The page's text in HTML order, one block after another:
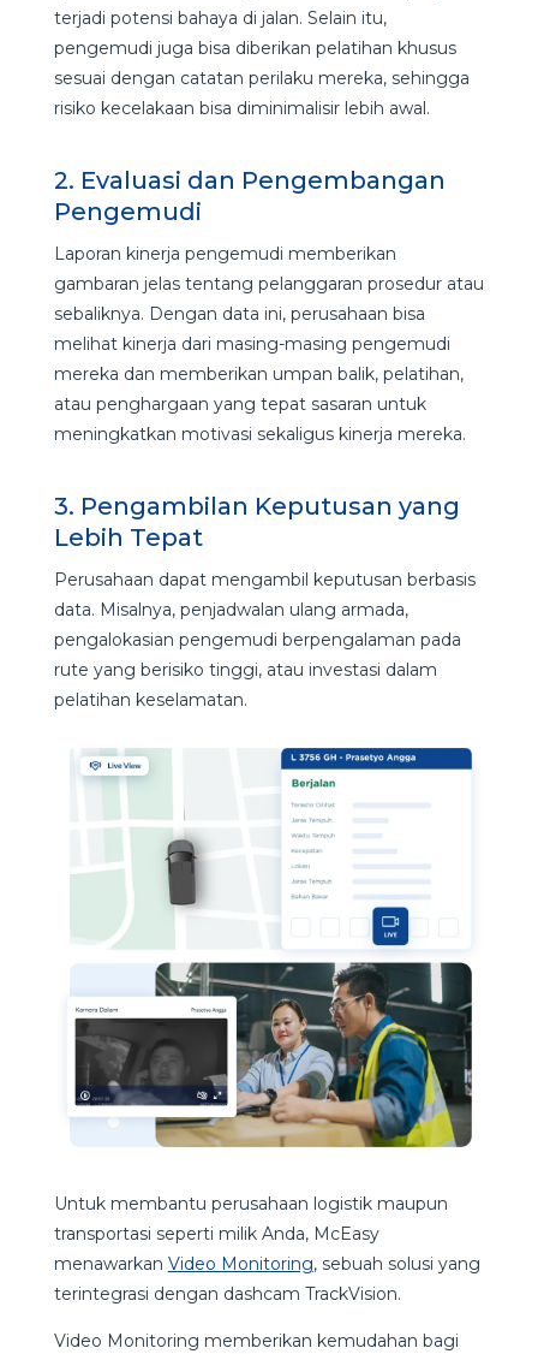
terjadi potensi bahaya di jalan. Selain itu,
pengemudi juga bisa diberikan pelatihan khusus
sesuai dengan catatan perilaku mereka, sehingga
risiko kecelakaan bisa diminimalisir lebih awal.
2. Evaluasi dan Pengembangan
Pengemudi
Laporan kinerja pengemudi memberikan
gambaran jelas tentang pelanggaran prosedur atau
sebaliknya. Dengan data ini, perusahaan bisa
melihat kinerja dari masing-masing pengemudi
mereka dan memberikan umpan balik, pelatihan,
atau penghargaan yang tepat sasaran untuk
meningkatkan motivasi sekaligus kinerja mereka.
3. Pengambilan Keputusan yang
Lebih Tepat
Perusahaan dapat mengambil keputusan berbasis
data. Misalnya, penjadwalan ulang armada,
pengalokasian pengemudi berpengalaman pada
rute yang berisiko tinggi, atau investasi dalam
pelatihan keselamatan.
Untuk membantu perusahaan logistik maupun
transportasi seperti milik Anda, McEasy
menawarkan Video Monitoring, sebuah solusi yang
terintegrasi dengan dashcam TrackVision.
Video Monitoring memberikan kemudahan bagi